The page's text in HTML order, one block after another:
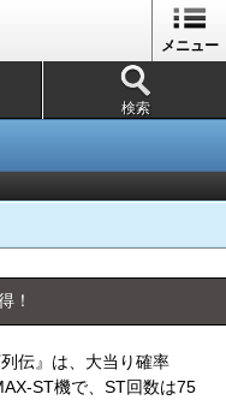
メニュー
検索
！
伝』は、大当り確率
ST機で、ST回数は75